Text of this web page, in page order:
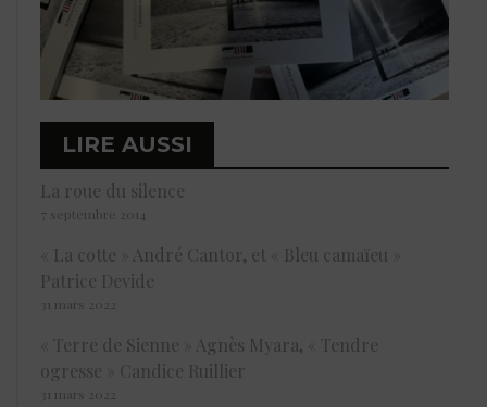
LIRE AUSSI
La roue du silence
7 septembre 2014
« La cotte » André Cantor, et « Bleu camaïeu »
Patrice Devide
31 mars 2022
« Terre de Sienne » Agnès Myara, « Tendre
ogresse » Candice Ruillier
31 mars 2022